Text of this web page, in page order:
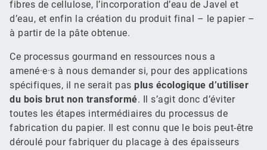
fibres de cellulose, l’incorporation d’eau de Javel et
d’eau, et enfin la création du produit final – le papier –
à partir de la pâte obtenue.
Ce processus gourmand en ressources nous a
amené·e·s à nous demander si, pour des applications
spécifiques, il ne serait pas plus écologique d’utiliser
du bois brut non transformé. Il s’agit donc d’éviter
toutes les étapes intermédiaires du processus de
fabrication du papier. Il est connu que le bois peut-être
déroulé pour fabriquer du placage à des épaisseurs